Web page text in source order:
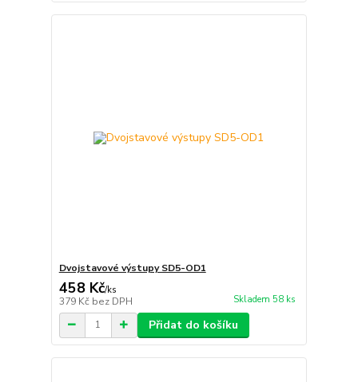
Dvojstavové výstupy SD5-OD1
458 Kč/ks
379 Kč bez DPH Skladem 58 ks
Přidat do košíku